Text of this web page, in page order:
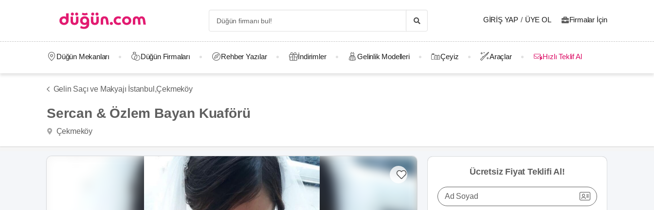
GIRIŞ YAP / ÜYE OL Firmalar İçin
Düğün Mekanları Düğün Firmaları Rehber Yazılar İndirimler Gelinlik Modelleri Çeyiz Araçlar Hızlı Teklif Al
Gelin Saçı ve Makyajı İstanbul,Çekmeköy
Sercan & Özlem Bayan Kuaförü
Çekmeköy
Ücretsiz Fiyat Teklifi Al!
Ad Soyad